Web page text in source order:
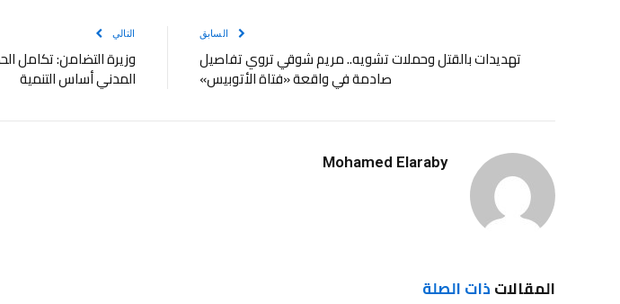
السابق
تهديدات بالقتل وحملات تشويه.. مريم شوقي تروي تفاصيل
صادمة في واقعة «فتاة الأتوبيس»
التالي
وزيرة التضامن: تكامل
المدني أساس التنمية
Mohamed Elaraby
المقالاتذات الصلة